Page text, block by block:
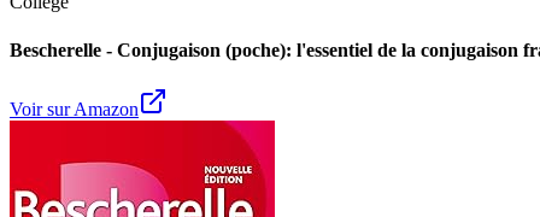
Bescherelle - Conjugaison (poche): l'essentiel de la conjugaison
Voir sur Amazon